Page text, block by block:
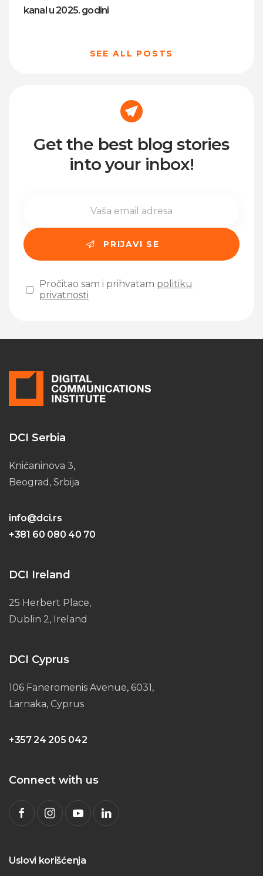
kanal u 2025. godini
SEE ALL POSTS
Get the best blog stories
into your inbox!
Pročitao sam i prihvatam politiku
privatnosti
DCI Serbia
Knićaninova 3,
Beograd, Srbija
info@dci.rs
+381 60 080 40 70
DCI Ireland
25 Herbert Place,
Dublin 2, Ireland
DCI Cyprus
106 Faneromenis Avenue, 6031,
Larnaka, Cyprus
+357 24 205 042
Connect with us
Uslovi korišćenja